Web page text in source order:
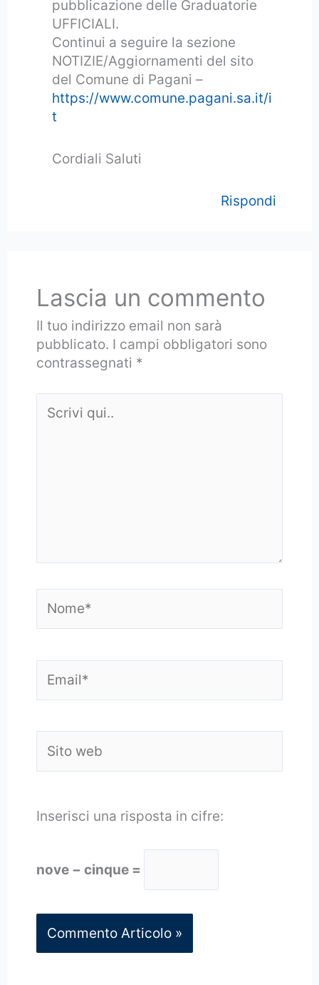
pubblicazione delle Graduatorie
UFFICIALI.
Continui a seguire la sezione
NOTIZIE/Aggiornamenti del sito
del Comune di Pagani –
https://www.comune.pagani.sa.it/i
t
Cordiali Saluti
Rispondi
Lascia un commento
Il tuo indirizzo email non sarà
pubblicato. I campi obbligatori sono
contrassegnati *
qui..
web
Inserisci una risposta in cifre:
nove − cinque =